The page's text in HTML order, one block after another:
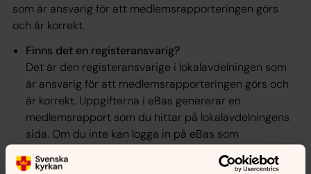
som är ansvarig för att medlemsrapporteringen görs
och är korrekt.
Finns det en registeransvarig?
Det är den registeransvarige i lokalavdelningen som
är ansvarig för att medlemsrapporteringen görs och
är korrekt. Uppgifterna i eBas genererar en
medlemsrapport som du hittar på lokalavdelningens
sida. Om du inte kan logga in på eBas som
då distriktet (nedan) så hjälper de dig.